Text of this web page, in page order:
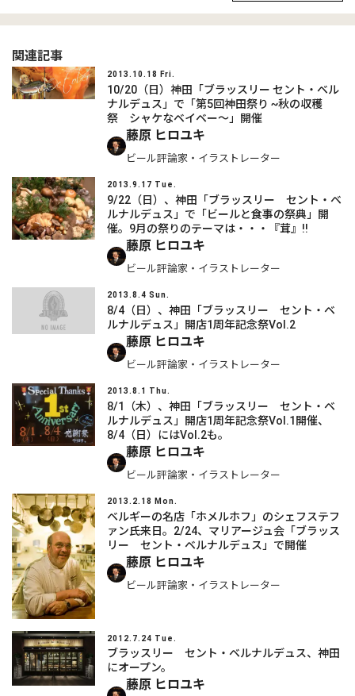
関連記事
2013.10.18 Fri.
10/20（日）神田「ブラッスリー セント・ベル
ナルデュス」で「第5回神田祭り ~秋の収穫
祭 シャケなベイベー～」開催
藤原 ヒロユキ
ビール評論家・イラストレーター
2013.9.17 Tue.
9/22（日）、神田「ブラッスリー セント・ベ
ルナルデュス」で「ビールと食事の祭典」開
催。9月の祭りのテーマは・・・『茸』!!
藤原 ヒロユキ
ビール評論家・イラストレーター
2013.8.4 Sun.
8/4（日）、神田「ブラッスリー セント・ベ
ルナルデュス」開店1周年記念祭Vol.2
藤原 ヒロユキ
ビール評論家・イラストレーター
2013.8.1 Thu.
8/1（木）、神田「ブラッスリー セント・ベ
ルナルデュス」開店1周年記念祭Vol.1開催、
8/4（日）にはVol.2も。
藤原 ヒロユキ
ビール評論家・イラストレーター
2013.2.18 Mon.
ベルギーの名店「ホメルホフ」のシェフステフ
ァン氏来日。2/24、マリアージュ会「ブラッス
リー セント・ベルナルデュス」で開催
藤原 ヒロユキ
ビール評論家・イラストレーター
2012.7.24 Tue.
ブラッスリー セント・ベルナルデュス、神田
にオープン。
藤原 ヒロユキ